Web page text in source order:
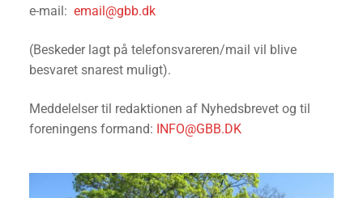
e-mail: email@gbb.dk
(Beskeder lagt på telefonsvareren/mail vil blive
besvaret snarest muligt).
Meddelelser til redaktionen af Nyhedsbrevet og til
foreningens formand: INFO@GBB.DK